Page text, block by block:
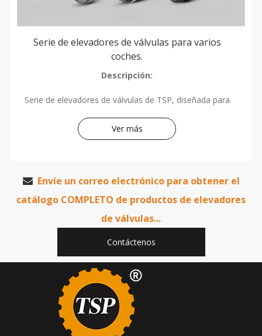
Serie de elevadores de válvulas para varios
coches.
Descripción:
Serie de elevadores de válvulas de TSP, diseñada para
precisión de materias primas de alta gama, para
garantizar la calidad. Si tiene necesidades de compra,
Ver más
 Envíe un correo electrónico para obtener el
catálogo COMPLETO de productos de elevadores
de válvulas...
Contáctenos